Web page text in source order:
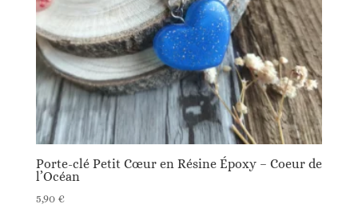
Porte-clé Petit Cœur en Résine Époxy – Coeur de
l’Océan
5,90 €